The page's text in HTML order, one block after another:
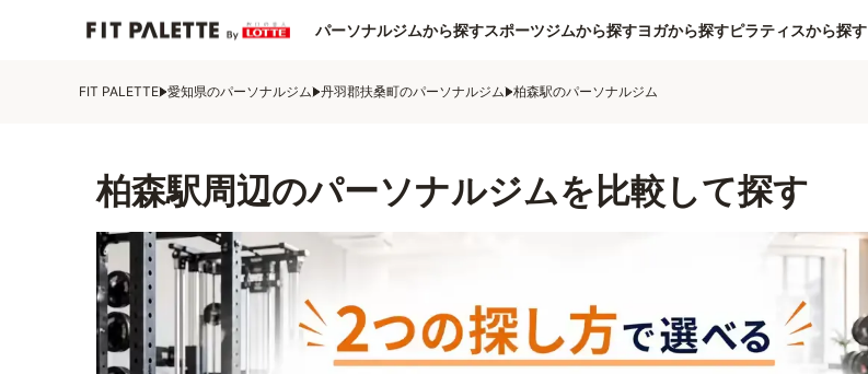
パーソナルジムから探すスポーツジムから探すヨガから探すピラティスから探す
FIT PALETTE 愛知県のパーソナルジム 丹羽郡扶桑町のパーソナルジム 柏森駅のパーソナルジム
柏森駅周辺のパーソナルジムを比較して探す